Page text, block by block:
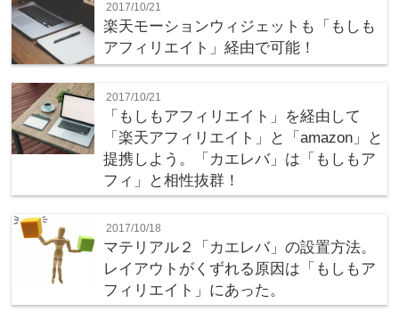
2017/10/21
楽天モーションウィジェットも「もしも
アフィリエイト」経由で可能！
2017/10/21
「もしもアフィリエイト」を経由して
「楽天アフィリエイト」と「amazon」と
提携しよう。「カエレバ」は「もしもア
フィ」と相性抜群！
2017/10/18
マテリアル２「カエレバ」の設置方法。
レイアウトがくずれる原因は「もしもア
フィリエイト」にあった。